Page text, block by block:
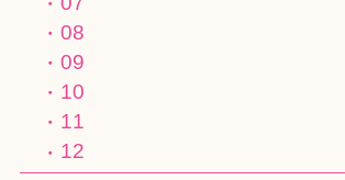
08
09
10
11
12